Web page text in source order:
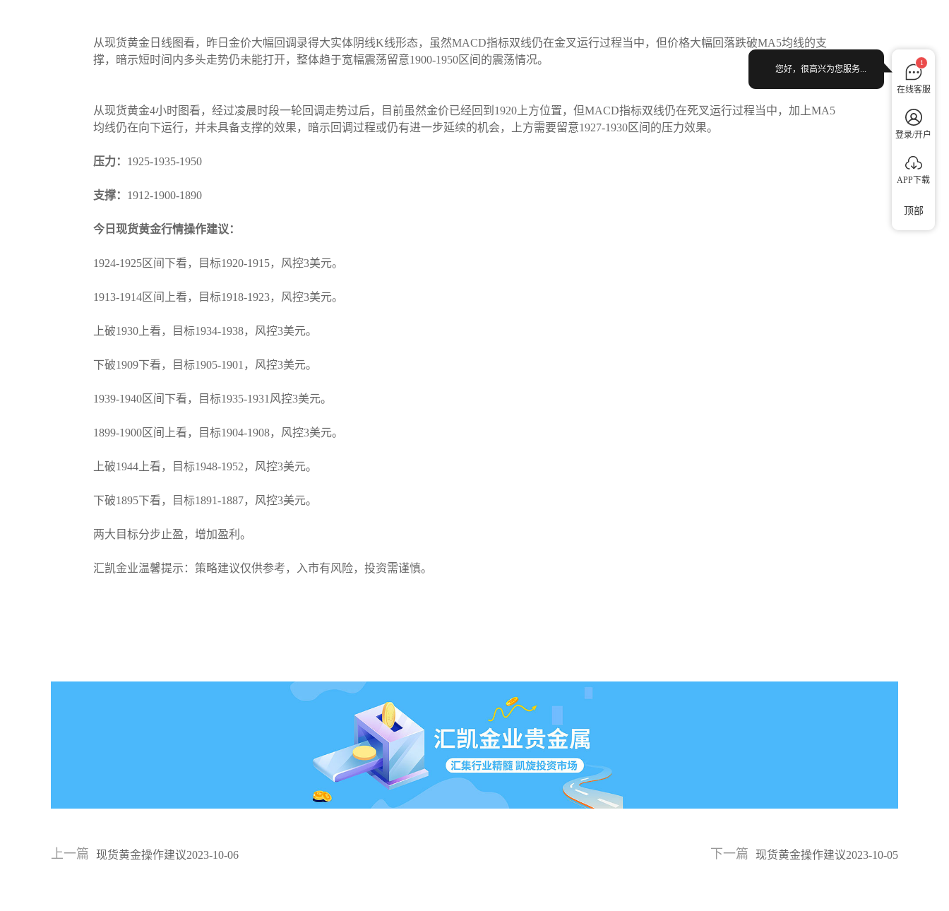
从现货黄金日线图看，昨日金价大幅回调录得大实体阴线K线形态，虽然MACD指标双线仍在金叉运行过程当中，但价格大幅回落跌破MA5均线的支
撑，暗示短时间内多头走势仍未能打开，整体趋于宽幅震荡留意1900-1950区间的震荡情况。
从现货黄金4小时图看，经过凌晨时段一轮回调走势过后，目前虽然金价已经回到1920上方位置，但MACD指标双线仍在死叉运行过程当中，加上MA5
均线仍在向下运行，并未具备支撑的效果，暗示回调过程或仍有进一步延续的机会，上方需要留意1927-1930区间的压力效果。
压力： 1925-1935-1950
支撑： 1912-1900-1890
今日现货黄金行情操作建议：
1924-1925区间下看，目标1920-1915，风控3美元。
1913-1914区间上看，目标1918-1923，风控3美元。
上破1930上看，目标1934-1938，风控3美元。
下破1909下看，目标1905-1901，风控3美元。
1939-1940区间下看，目标1935-1931风控3美元。
1899-1900区间上看，目标1904-1908，风控3美元。
上破1944上看，目标1948-1952，风控3美元。
下破1895下看，目标1891-1887，风控3美元。
两大目标分步止盈，增加盈利。
汇凯金业温馨提示：策略建议仅供参考，入市有风险，投资需谨慎。
上一篇 现货黄金操作建议2023-10-06 下一篇 现货黄金操作建议2023-10-05
1
在线客服
登录/开户
APP下载
您好，很高兴为您服务...
顶部